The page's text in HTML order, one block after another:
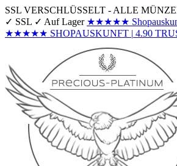
SSL VERSCHLÜSSELT - ALLE
✓ SSL ✓ Auf Lager ★★★★★
★★★★★ SHOPAUSKUNFT | 4.90